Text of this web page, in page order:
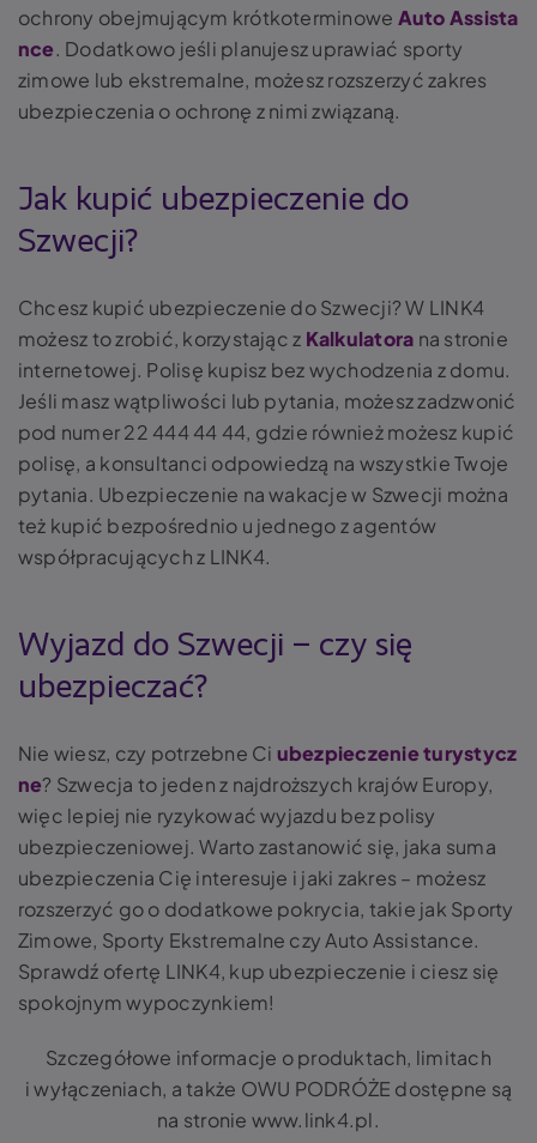
ochrony obejmującym krótkoterminowe Auto Assista
nce. Dodatkowo jeśli planujesz uprawiać sporty
zimowe lub ekstremalne, możesz rozszerzyć zakres
ubezpieczenia o ochronę z nimi związaną.
Jak kupić ubezpieczenie do
Szwecji?
Chcesz kupić ubezpieczenie do Szwecji? W LINK4
możesz to zrobić, korzystając z Kalkulatora na stronie
internetowej. Polisę kupisz bez wychodzenia z domu.
Jeśli masz wątpliwości lub pytania, możesz zadzwonić
pod numer 22 444 44 44, gdzie również możesz kupić
polisę, a konsultanci odpowiedzą na wszystkie Twoje
pytania. Ubezpieczenie na wakacje w Szwecji można
też kupić bezpośrednio u jednego z agentów
współpracujących z LINK4.
Wyjazd do Szwecji – czy się
ubezpieczać?
Nie wiesz, czy potrzebne Ci ubezpieczenie turystycz
ne? Szwecja to jeden z najdroższych krajów Europy,
więc lepiej nie ryzykować wyjazdu bez polisy
ubezpieczeniowej. Warto zastanowić się, jaka suma
ubezpieczenia Cię interesuje i jaki zakres – możesz
rozszerzyć go o dodatkowe pokrycia, takie jak Sporty
Zimowe, Sporty Ekstremalne czy Auto Assistance.
Sprawdź ofertę LINK4, kup ubezpieczenie i ciesz się
spokojnym wypoczynkiem!
Szczegółowe informacje o produktach, limitach
i wyłączeniach, a także OWU PODRÓŻE dostępne są
na stronie www.link4.pl.